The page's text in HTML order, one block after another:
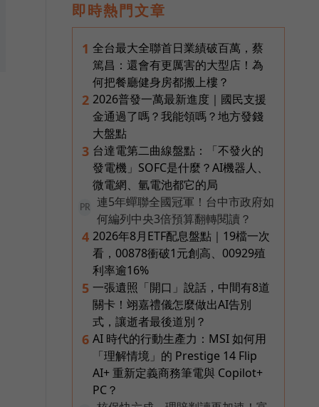
即時熱門文章
1 全台最大全聯首日業績破百萬，蔡
篤昌：還會有更厲害的大型店！為
何把餐廳健身房都搬上樓？
2 2026普發一萬最新進度｜國民支援
金通過了嗎？我能領嗎？地方發錢
大盤點
3 台達電第二曲線盤點：「不發火的
發電機」SOFC是什麼？AI機器人、
微電網、氫電池都它的局
PR
連5年蟬聯全國冠軍！台中市政府如
何編列中央3倍預算翻轉閱讀？
4 2026年8月ETF配息盤點｜19檔一次
看，00878衝破1元創高、00929殖
利率逾16%
5 一張遺照「開口」說話，中間有8道
關卡！翊嘉禮儀怎麼做出AI告別
式，讓逝者最後道別？
6 AI 時代的行動生產力：MSI 如何用
「理解情境」的 Prestige 14 Flip
AI+ 重新定義商務筆電與 Copilot+
PC？